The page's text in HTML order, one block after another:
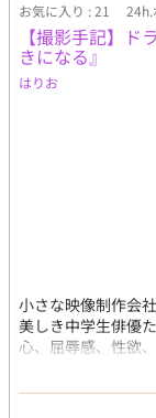
お気に入り : 21 24h.
【撮影手記】
きになる』
はりお
小さな映像制作会
美しき中学生俳優
心、屈辱感、性欲
を、現場のカメラ
いた。 映像制作の
思春期小説。 …今